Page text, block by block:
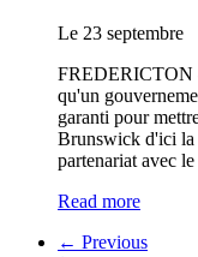
Le 23 septembre
FREDERICTON
qu'un
garanti pour
Brunswick d'ici la
partenariat avec
Read more
← Previous